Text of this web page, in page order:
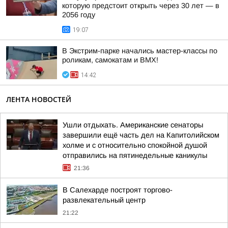
которую предстоит открыть через 30 лет — в
2056 году
19:07
В Экстрим-парке начались мастер-классы по
роликам, самокатам и BMX!
14:42
ЛЕНТА НОВОСТЕЙ
Ушли отдыхать. Американские сенаторы
завершили ещё часть дел на Капитолийском
холме и с относительно спокойной душой
отправились на пятинедельные каникулы
21:36
В Салехарде построят торгово-
развлекательный центр
21:22